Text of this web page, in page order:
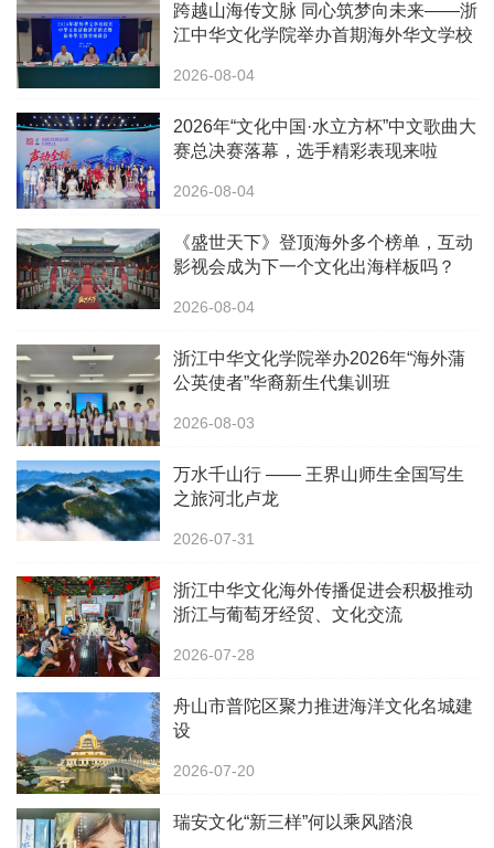
跨越山海传文脉 同心筑梦向未来——浙
江中华文化学院举办首期海外华文学校
2026-08-04
2026年“文化中国·水立方杯”中文歌曲大
赛总决赛落幕，选手精彩表现来啦
2026-08-04
《盛世天下》登顶海外多个榜单，互动
影视会成为下一个文化出海样板吗？
2026-08-04
浙江中华文化学院举办2026年“海外蒲
公英使者”华裔新生代集训班
2026-08-03
万水千山行 —— 王界山师生全国写生
之旅河北卢龙
2026-07-31
浙江中华文化海外传播促进会积极推动
浙江与葡萄牙经贸、文化交流
2026-07-28
舟山市普陀区聚力推进海洋文化名城建
设
2026-07-20
瑞安文化“新三样”何以乘风踏浪